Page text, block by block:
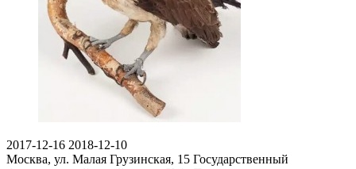
2017-12-16 2018-12-10
Москва, ул. Малая Грузинская, 15 Государственный